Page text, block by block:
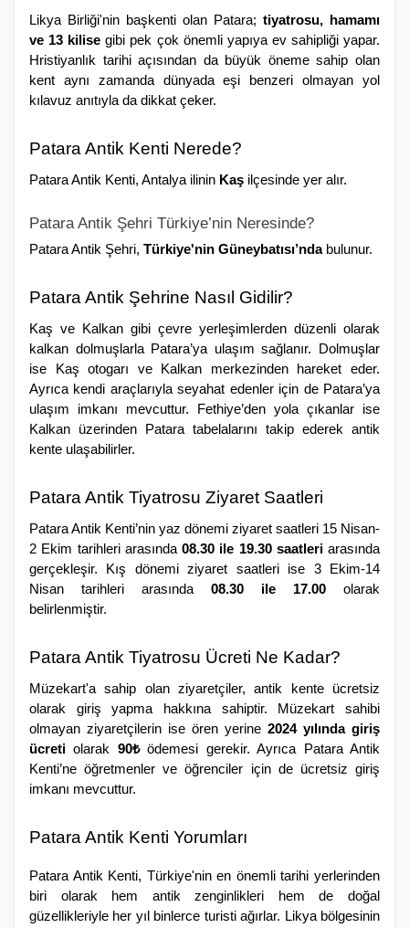
Likya Birliği'nin başkenti olan Patara; tiyatrosu, hamamı
ve 13 kilise gibi pek çok önemli yapıya ev sahipliği yapar.
Hristiyanlık tarihi açısından da büyük öneme sahip olan
kent aynı zamanda dünyada eşi benzeri olmayan yol
kılavuz anıtıyla da dikkat çeker.
Patara Antik Kenti Nerede?
Patara Antik Kenti, Antalya ilinin Kaş ilçesinde yer alır.
Patara Antik Şehri Türkiye’nin Neresinde?
Patara Antik Şehri, Türkiye'nin Güneybatısı’nda bulunur.
Patara Antik Şehrine Nasıl Gidilir?
Kaş ve Kalkan gibi çevre yerleşimlerden düzenli olarak
kalkan dolmuşlarla Patara’ya ulaşım sağlanır. Dolmuşlar
ise Kaş otogarı ve Kalkan merkezinden hareket eder.
Ayrıca kendi araçlarıyla seyahat edenler için de Patara’ya
ulaşım imkanı mevcuttur. Fethiye’den yola çıkanlar ise
Kalkan üzerinden Patara tabelalarını takip ederek antik
kente ulaşabilirler.
Patara Antik Tiyatrosu Ziyaret Saatleri
Patara Antik Kenti’nin yaz dönemi ziyaret saatleri 15 Nisan-
2 Ekim tarihleri arasında 08.30 ile 19.30 saatleri arasında
gerçekleşir. Kış dönemi ziyaret saatleri ise 3 Ekim-14
Nisan tarihleri arasında 08.30 ile 17.00 olarak
belirlenmiştir.
Patara Antik Tiyatrosu Ücreti Ne Kadar?
Müzekart'a sahip olan ziyaretçiler, antik kente ücretsiz
olarak giriş yapma hakkına sahiptir. Müzekart sahibi
olmayan ziyaretçilerin ise ören yerine 2024 yılında giriş
ücreti olarak 90₺ ödemesi gerekir. Ayrıca Patara Antik
Kenti’ne öğretmenler ve öğrenciler için de ücretsiz giriş
imkanı mevcuttur.
Patara Antik Kenti Yorumları
Patara Antik Kenti, Türkiye'nin en önemli tarihi yerlerinden
biri olarak hem antik zenginlikleri hem de doğal
güzellikleriyle her yıl binlerce turisti ağırlar. Likya bölgesinin